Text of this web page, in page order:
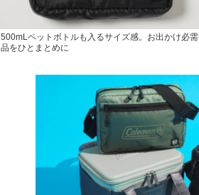
500mLペットボトルも入るサイズ感。お出かけ必需
品をひとまとめに